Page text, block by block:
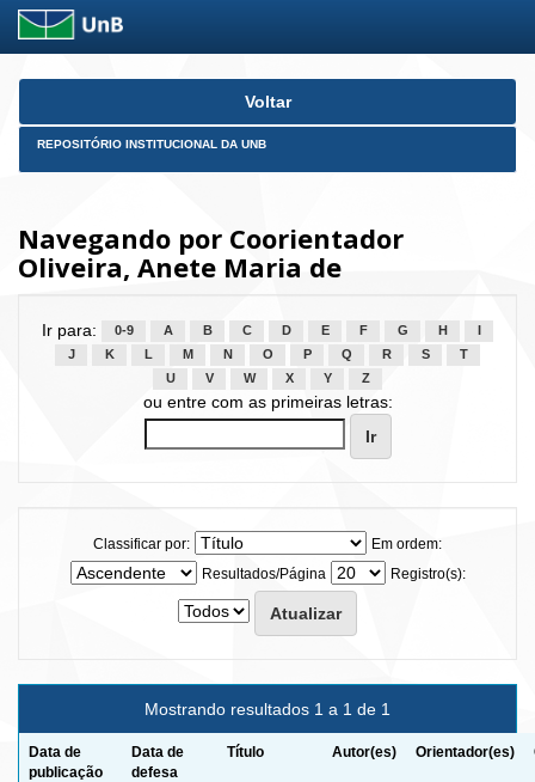
Skip
Voltar
REPOSITÓRIO INSTITUCIONAL DA UNB
Navegando por Coorientador
Oliveira, Anete Maria de
Ir para: 0-9 A B C D E F G H
J
K L M N O P Q R S
T
U
V W X Y Z
ou entre com as primeiras letras:
Classificar por:
Em ordem:
Resultados/Página
Registro(s):
Mostrando resultados 1 a 1 de 1
Data de
publicação
Data de
defesa
Título Autor(es) Orientador(es)